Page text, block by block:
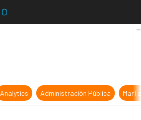
Liderazgo en Inteligencia
Analytics Administración Pública